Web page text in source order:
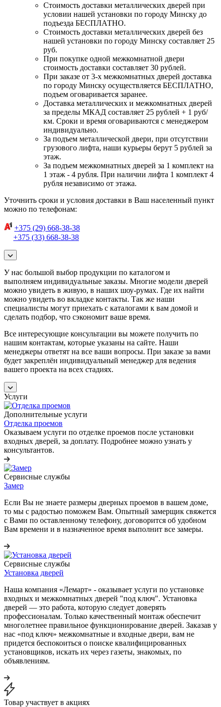
Стоимость доставки металлических дверей при
условии нашей установки по городу Минску до
подъезда БЕСПЛАТНО.
Стоимость доставки металлических дверей без
нашей установки по городу Минску составляет 25
руб.
При покупке одной межкомнатной двери
стоимость доставки составляет 30 рублей.
При заказе от 3-х межкомнатных дверей доставка
по городу Минску осуществляется БЕСПЛАТНО,
подъем оговаривается заранее.
Доставка металлических и межкомнатных дверей
за пределы МКАД составляет 25 рублей + 1 руб/
км. Сроки и время оговариваются с менеджером
индивидуально.
За подъем металлической двери, при отсутствии
грузового лифта, наши курьеры берут 5 рублей за
этаж.
За подъем межкомнатных дверей за 1 комплект на
1 этаж - 4 рубля. При наличии лифта 1 комплект 4
рубля независимо от этажа.
Уточнить сроки и условия доставки в Ваш населенный пункт
можно по телефонам:
+375 (29) 668-38-38
+375 (33) 668-38-38
У нас большой выбор продукции по каталогом и
выполняем индивидуальные заказы. Многие модели дверей
можно увидеть в живую, в наших шоу-румах. Где их найти
можно увидеть во вкладке контакты. Так же наши
специалисты могут приехать с каталогами к вам домой и
сделать подбор, что сэкономит ваше время.
Все интересующие консультации вы можете получить по
нашим контактам, которые указаны на сайте. Наши
менеджеры ответят на все ваши вопросы. При заказе за вами
будет закреплён индивидуальный менеджер для ведения
вашего проекта на всех стадиях.
Услуги
Дополнительные услуги
Отделка проемов
Оказываем услуги по отделке проемов после установки
входных дверей, за доплату. Подробнее можно узнать у
консультантов.
Сервисные службы
Замер
Если Вы не знаете размеры дверных проемов в вашем доме,
то мы с радостью поможем Вам. Опытный замерщик свяжется
с Вами по оставленному телефону, договорится об удобном
Вам времени и в назначенное время выполнит все замеры.
Сервисные службы
Установка дверей
Наша компания «Лемарт» - оказывает услуги по установке
входных и межкомнатных дверей "под ключ". Установка
дверей — это работа, которую следует доверять
профессионалам. Только качественный монтаж обеспечит
многолетнее правильное функционирование дверей. Заказав у
нас «под ключ» межкомнатные и входные двери, вам не
придется беспокоиться о поиске квалифицированных
установщиков, искать их через газеты, знакомых, по
объявлениям.
Товар участвует в акциях